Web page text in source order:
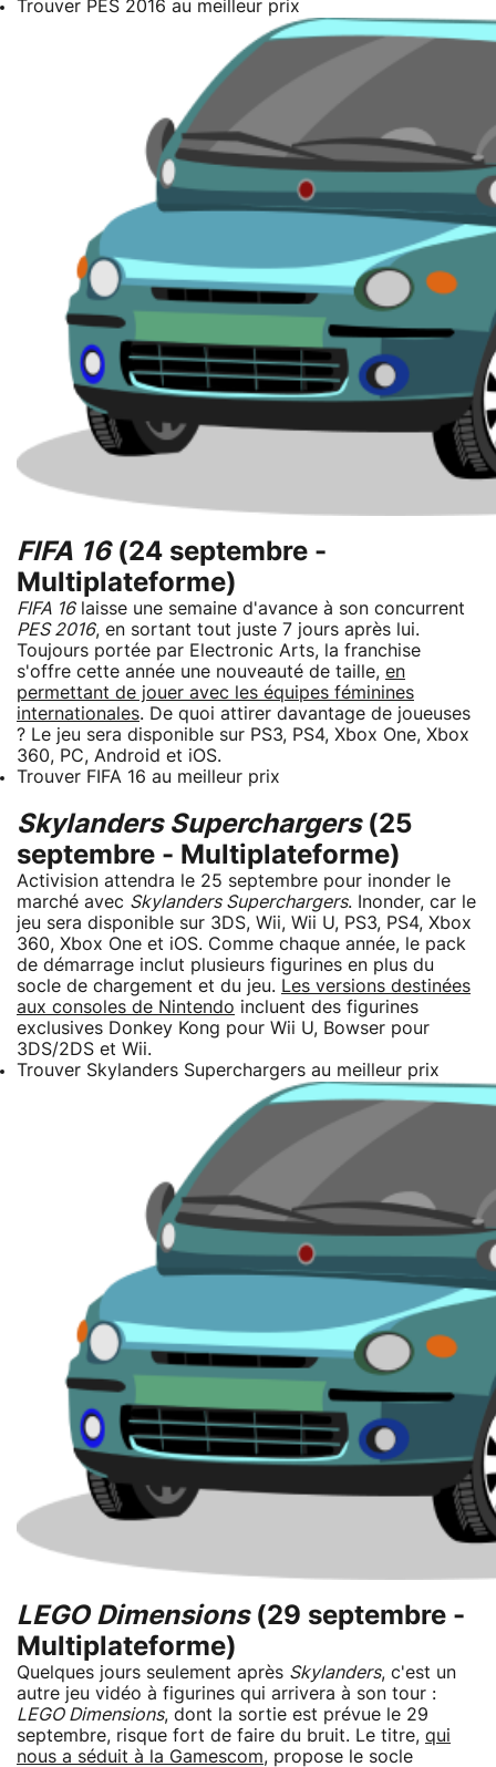
Trouver PES 2016 au meilleur prix
FIFA 16(24 septembre -
Multiplateforme)
FIFA 16laisse une semaine d'avance à son concurrent
PES 2016, en sortant tout juste 7 jours après lui.
Toujours portée par Electronic Arts, la franchise
s'offre cette année une nouveauté de taille, en
permettant de jouer avec les équipes féminines
internationales. De quoi attirer davantage de joueuses
? Le jeu sera disponible sur PS3, PS4, Xbox One, Xbox
360, PC, Android et iOS.
Trouver FIFA 16 au meilleur prix
Skylanders Superchargers(25
septembre - Multiplateforme)
Activision attendra le 25 septembre pour inonder le
marché avec Skylanders Superchargers. Inonder, car le
jeu sera disponible sur 3DS, Wii, Wii U, PS3, PS4, Xbox
360, Xbox One et iOS. Comme chaque année, le pack
de démarrage inclut plusieurs figurines en plus du
socle de chargement et du jeu. Les versions destinées
aux consoles de Nintendo incluent des figurines
exclusives Donkey Kong pour Wii U, Bowser pour
3DS/2DS et Wii.
Trouver Skylanders Superchargers au meilleur prix
LEGO Dimensions(29 septembre -
Multiplateforme)
Quelques jours seulement après Skylanders, c'est un
autre jeu vidéo à figurines qui arrivera à son tour :
LEGO Dimensions, dont la sortie est prévue le 29
septembre, risque fort de faire du bruit. Le titre, qui
nous a séduit à la Gamescom, propose le socle